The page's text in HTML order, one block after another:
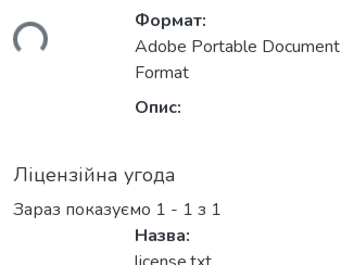
Формат:
Adobe Portable Document
Format
Опис:
Ліцензійна угода
Зараз показуємо 1 - 1 з 1
Назва: